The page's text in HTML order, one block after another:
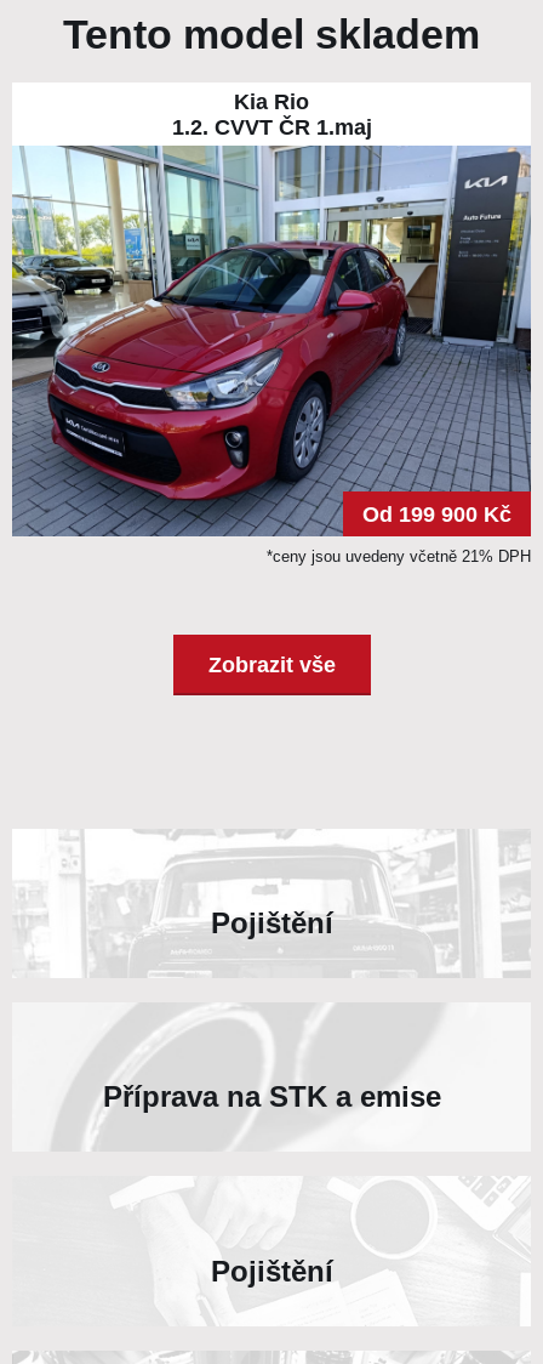
Tento model skladem
Kia Rio
1.2. CVVT ČR 1.maj
Od 199 900 Kč
*ceny jsou uvedeny včetně 21% DPH
Zobrazit vše
Pojištění
Příprava na STK a emise
Pojištění